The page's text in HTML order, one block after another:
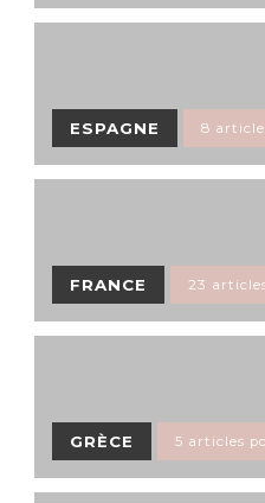
ESPAGNE 8
FRANCE 23
GRÈCE 5 articles